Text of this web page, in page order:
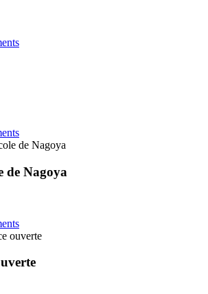
de Nagoya
de Nagoya
ouverte